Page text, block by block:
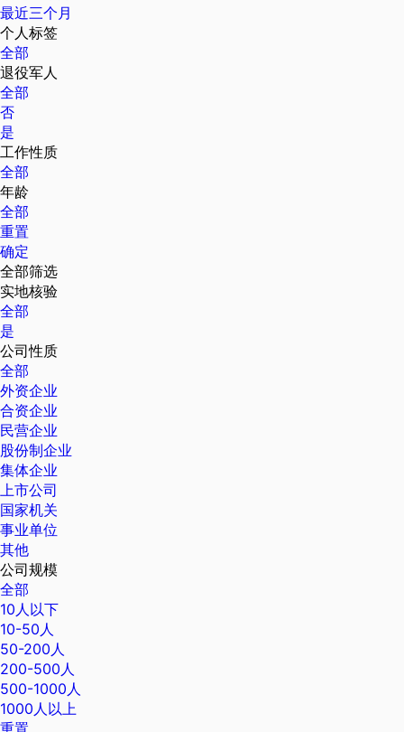
最近三个月
个人标签
全部
退役军人
全部
否
是
工作性质
全部
年龄
全部
重置
确定
全部筛选
实地核验
全部
是
公司性质
全部
外资企业
合资企业
民营企业
股份制企业
集体企业
上市公司
国家机关
事业单位
其他
公司规模
全部
10人以下
10-50人
50-200人
200-500人
500-1000人
1000人以上
重置